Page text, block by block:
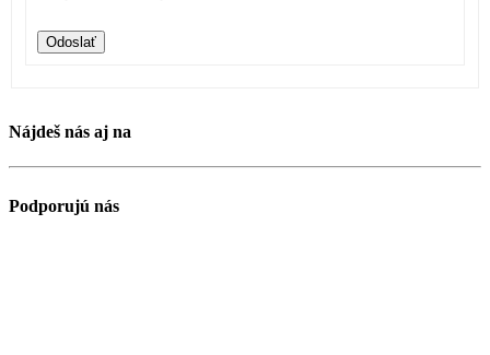
Odoslať
Nájdeš nás aj na
Podporujú nás